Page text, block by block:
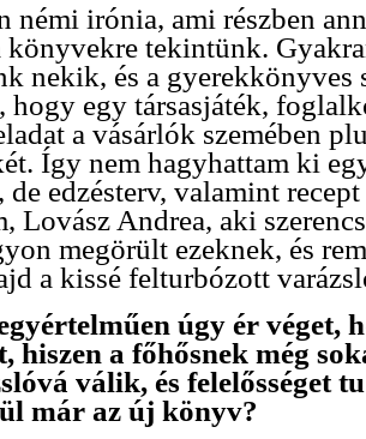
némi irónia, ami részben
könyvekre tekintünk.
nekik, és a gyerekkönyves
hogy egy társasjáték,
a vásárlók szemében
Így nem hagyhattam ki
de edzésterv, valamint
Lovász Andrea, aki
megörült ezeknek, és
a kissé felturbózott
úgy ér véget,
hiszen a főhősnek még
válik, és felelősséget
már az új könyv?